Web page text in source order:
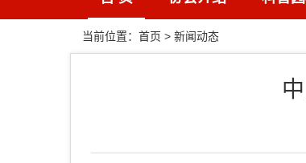
当前位置： 首页 > 新闻动态